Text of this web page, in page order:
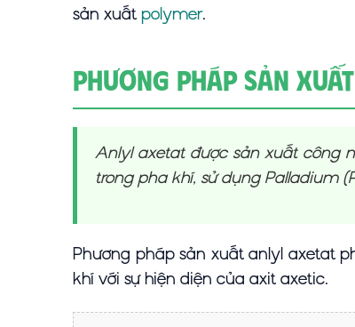
sản xuất polymer.
Phương Pháp Sản
Anlyl axetat được sản xuất công
trong pha khí, sử dụng Palladium
Phương pháp sản xuất anlyl axetat
khí với sự hiện diện của axit axetic.